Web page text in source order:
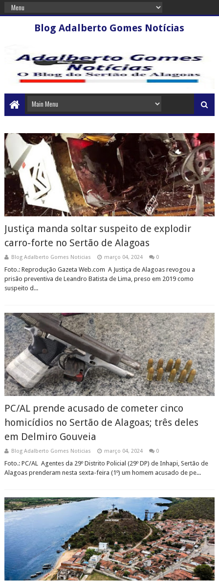
Blog Adalberto Gomes Notícias
Justiça manda soltar suspeito de explodir
carro-forte no Sertão de Alagoas
Blog Adalberto Gomes Noticias março 04, 2024 0
Foto.: Reprodução Gazeta Web.com A Justiça de Alagoas revogou a
prisão preventiva de Leandro Batista de Lima, preso em 2019 como
suspeito d...
PC/AL prende acusado de cometer cinco
homicídios no Sertão de Alagoas; três deles
em Delmiro Gouveia
Blog Adalberto Gomes Noticias março 04, 2024 0
Foto.: PC/AL Agentes da 29º Distrito Policial (29º DP) de Inhapi, Sertão de
Alagoas prenderam nesta sexta-feira (1º) um homem acusado de pe...